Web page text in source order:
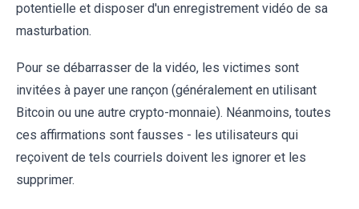
potentielle et disposer d'un enregistrement vidéo de sa
masturbation.
Pour se débarrasser de la vidéo, les victimes sont
invitées à payer une rançon (généralement en utilisant
Bitcoin ou une autre crypto-monnaie). Néanmoins, toutes
ces affirmations sont fausses - les utilisateurs qui
reçoivent de tels courriels doivent les ignorer et les
supprimer.